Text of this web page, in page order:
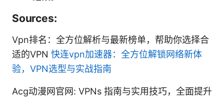
Sources:
Vpn排名：全方位解析与最新榜单，帮助你选择合
适的VPN 快连vpn加速器：全方位解锁网络新体
验，VPN选型与实战指南
Acg动漫网官网: VPNs 指南与实用技巧，全面提升